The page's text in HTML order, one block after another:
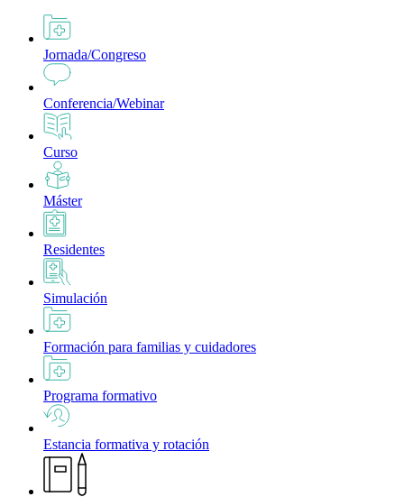
Jornada/Congreso
Conferencia/Webinar
Curso
Máster
Residentes
Simulación
Formación para familias y cuidadores
Programa formativo
Estancia formativa y rotación